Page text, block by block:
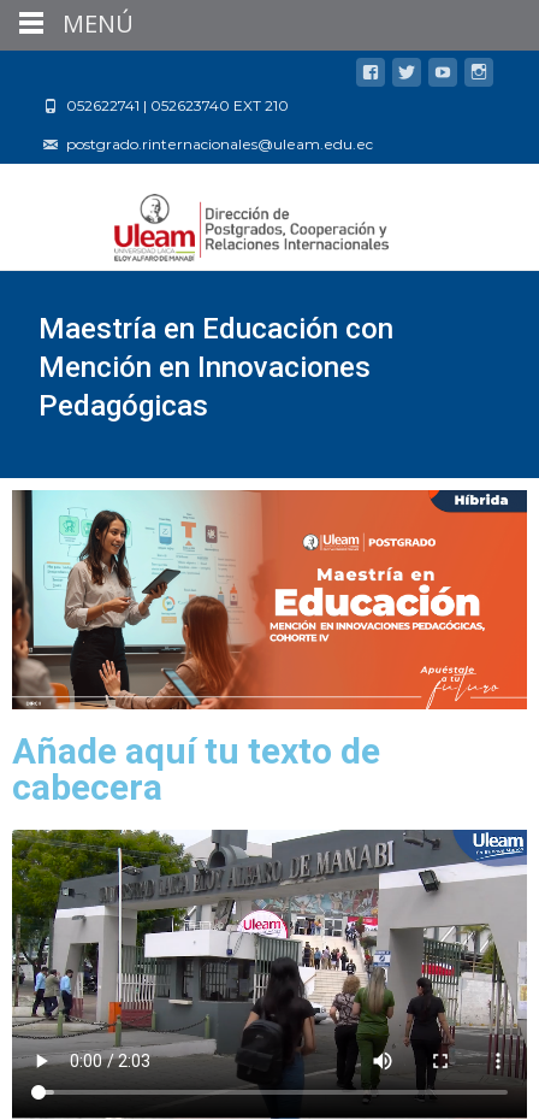
052622741 | 052623740 EXT 210
postgrado.rinternacionales@uleam.edu.ec
Maestría en Educación con
Mención en Innovaciones
Pedagógicas
Añade aquí tu texto de
cabecera
MENÚ